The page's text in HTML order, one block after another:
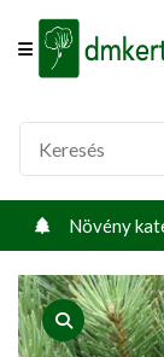
Offcanvas Menu
Növény
product view